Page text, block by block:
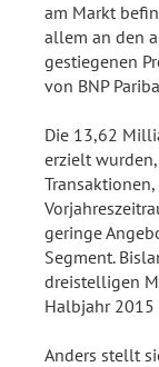
am Markt
allem an den
gestiegenen
von BNP
Die 13,62
erzielt
geringe
Segment.
dreistelligen
Halbjahr
Anders stellt